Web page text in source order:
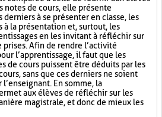
notes de cours, elle présente
derniers à se présenter en classe, les
la présentation et, surtout, les
en les invitant à réfléchir sur
Afin de rendre l’activité
l’apprentissage, il faut que les
de cours puissent être déduits par les
sans que ces derniers ne soient
En somme, la
aux élèves de réfléchir sur les
magistrale, et donc de mieux les